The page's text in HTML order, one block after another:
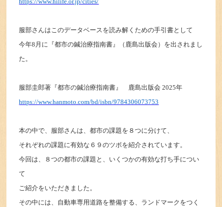
服部さんはこのデータベースを読み解くための手引書として
今年8月に『都市の鍼治療指南書』（鹿島出版会）を出されまし
た。
服部圭郎著『都市の鍼治療指南書』 鹿島出版会 2025年
https://www.hanmoto.com/bd/isbn/9784306073753
本の中で、服部さんは、都市の課題を８つに分けて、
それぞれの課題に有効な６９のツボを紹介されています。
今回は、８つの都市の課題と、いくつかの有効な打ち手につい
て
ご紹介をいただきました。
その中には、自動車専用道路を整備する、ランドマークをつく